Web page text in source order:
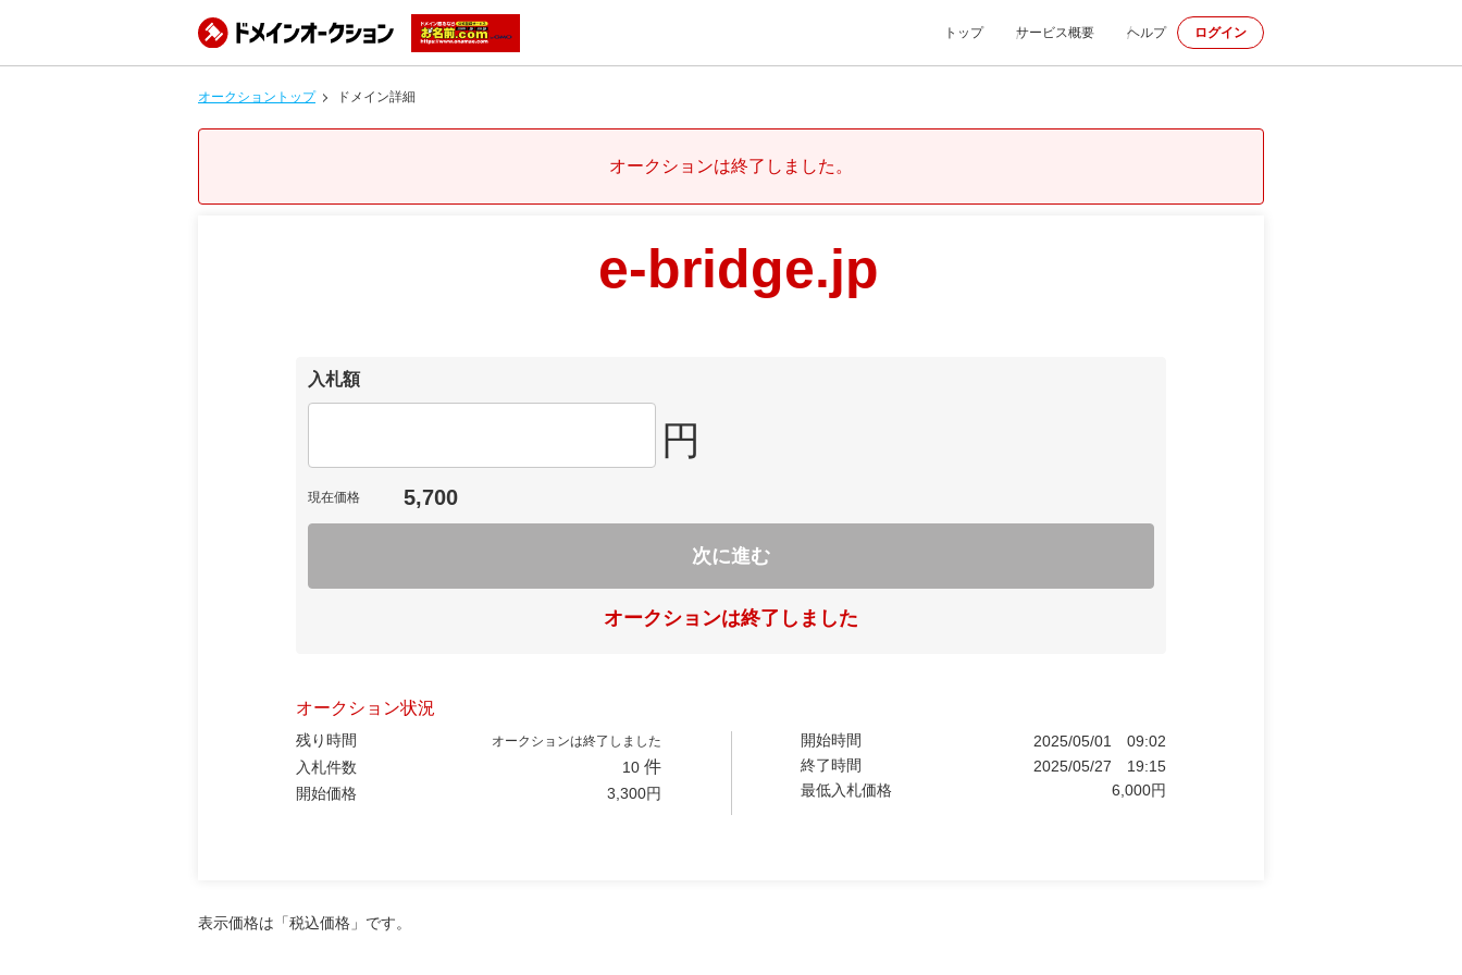
トップ サービス概要 ヘルプ ログイン
オークショントップ ドメイン詳細
オークションは終了しました。
e-bridge.jp
入札額
円
現在価格 5,700
次に進む
オークションは終了しました
オークション状況
残り時間 オークションは終了しました
入札件数 10 件
開始価格 3,300円
開始時間 2025/05/01
09:02
終了時間
2025/05/27
19:15
最低入札価格
6,000円
表示価格は「税込価格」です。